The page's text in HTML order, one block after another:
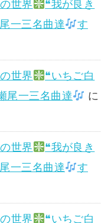
世界
❝我が良き
一三名曲達
す
世界
❝いちご白
尾一三名曲達
に
世界
❝我が良き
一三名曲達
す
世界 ❝いちご白